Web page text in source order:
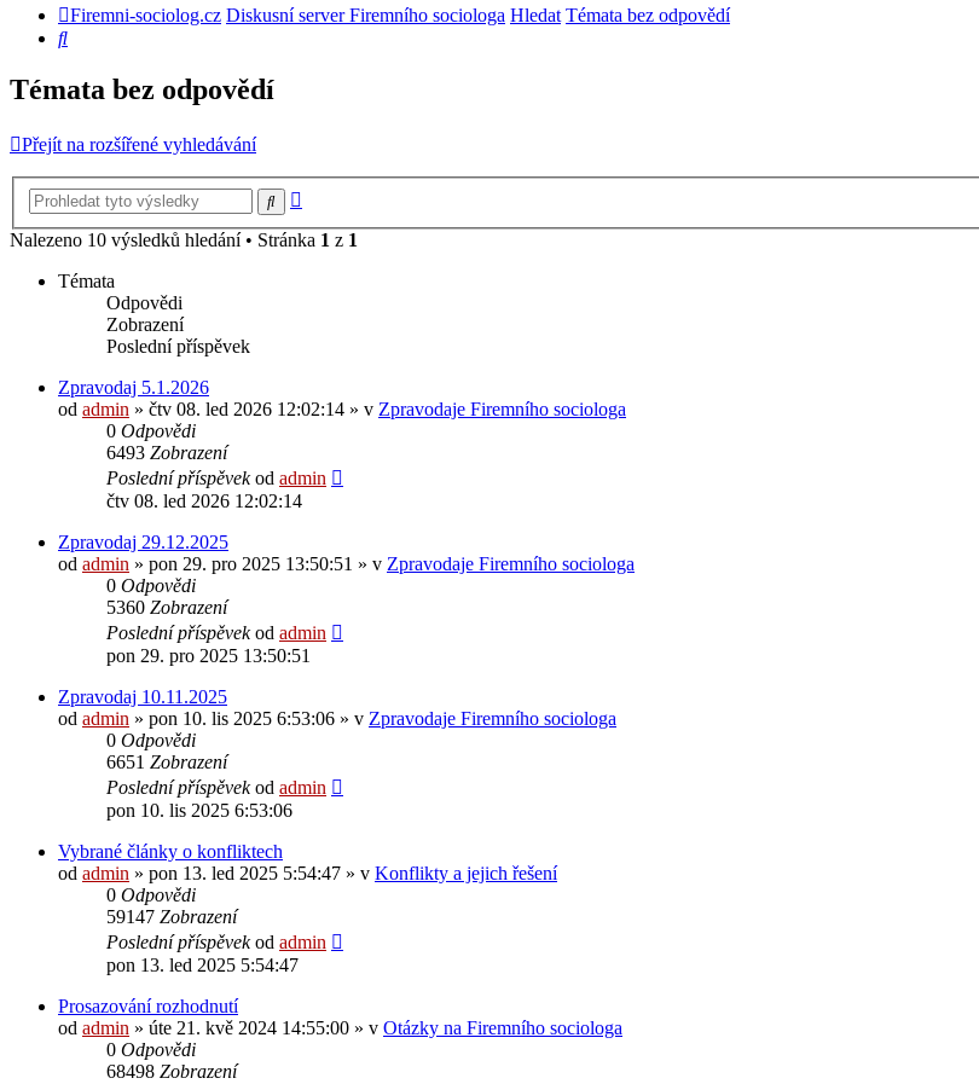
Firemni-sociolog.cz Diskusní server Firemního sociologa Hledat Témata bez odpovědí
Hledat
Témata bez odpovědí
Přejít na rozšířené vyhledávání
Hledat
Nalezeno 10 výsledků hledání • Stránka 1 z 1
Témata
Odpovědi
Zobrazení
Poslední příspěvek
Zpravodaj 5.1.2026
od admin » čtv 08. led 2026 12:02:14 » v Zpravodaje Firemního sociologa
0 Odpovědi
6493 Zobrazení
Poslední příspěvekod admin
čtv 08. led 2026 12:02:14
Zpravodaj 29.12.2025
od admin » pon 29. pro 2025 13:50:51 » v Zpravodaje Firemního sociologa
0 Odpovědi
5360 Zobrazení
Poslední příspěvekod admin
pon 29. pro 2025 13:50:51
Zpravodaj 10.11.2025
od admin » pon 10. lis 2025 6:53:06 » v Zpravodaje Firemního sociologa
0 Odpovědi
6651 Zobrazení
Poslední příspěvekod admin
pon 10. lis 2025 6:53:06
Vybrané články o konfliktech
od admin » pon 13. led 2025 5:54:47 » v Konflikty a jejich řešení
0 Odpovědi
59147 Zobrazení
Poslední příspěvekod admin
pon 13. led 2025 5:54:47
Prosazování rozhodnutí
od admin » úte 21. kvě 2024 14:55:00 » v Otázky na Firemního sociologa
0 Odpovědi
68498 Zobrazení